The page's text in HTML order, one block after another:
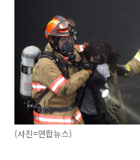
(사진=연합뉴스)